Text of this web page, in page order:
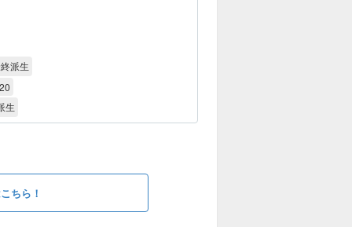
派生
生
ちら！